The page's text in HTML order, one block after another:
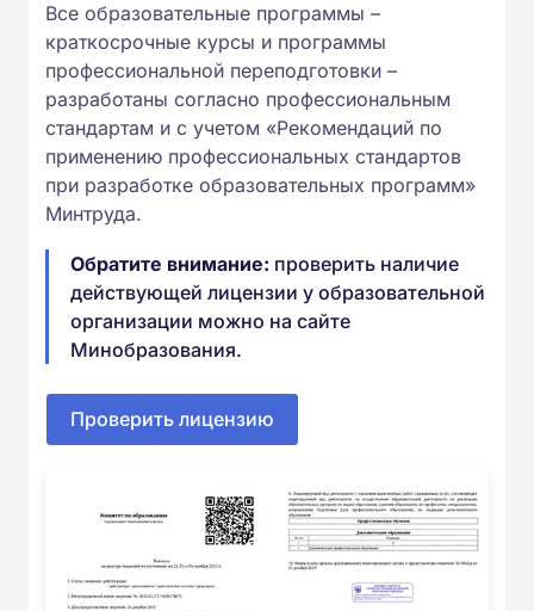
Все образовательные программы –
краткосрочные курсы и программы
профессиональной переподготовки –
разработаны согласно профессиональным
стандартам и с учетом «Рекомендаций по
применению профессиональных стандартов
при разработке образовательных программ»
Минтруда.
Обратите внимание: проверить наличие
действующей лицензии у образовательной
организации можно на сайте
Минобразования.
Проверить лицензию